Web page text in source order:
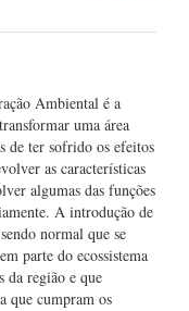
Ambiental é a
uma área
de ter sofrido os efeitos
as características
algumas das funções
A introdução de
normal que se
parte do ecossistema
da região e que
que cumpram os